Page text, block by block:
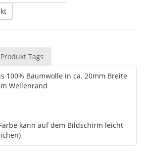
Produkt Tags
100% Baumwolle in ca. 20mm Breite
Wellenrand
kann auf dem Bildschirm leicht